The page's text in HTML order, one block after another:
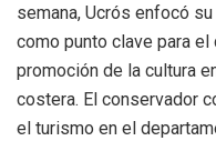
semana, Ucrós enfocó
como punto clave para
promoción de la cultura
costera. El conservador
el turismo en el